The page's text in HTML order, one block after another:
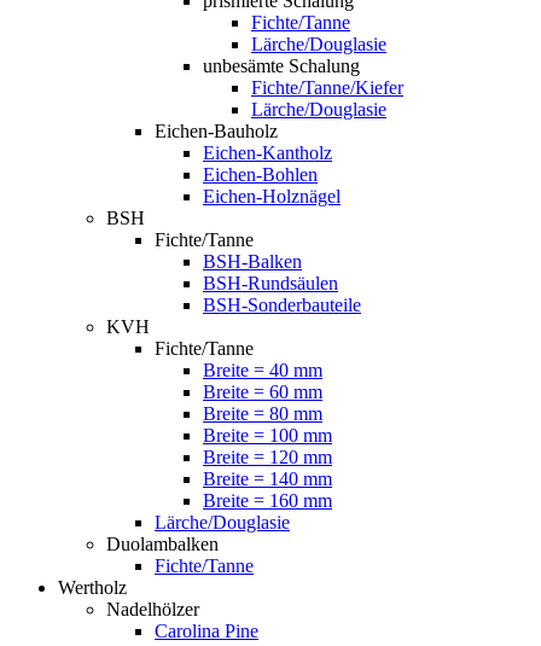
Fichte/Tanne
Lärche/Douglasie
unbesämte Schalung
Fichte/Tanne/Kiefer
Lärche/Douglasie
Eichen-Bauholz
Eichen-Kantholz
Eichen-Bohlen
Eichen-Holznägel
BSH
Fichte/Tanne
BSH-Balken
BSH-Rundsäulen
BSH-Sonderbauteile
KVH
Fichte/Tanne
Breite = 40 mm
Breite = 60 mm
Breite = 80 mm
Breite = 100 mm
Breite = 120 mm
Breite = 140 mm
Breite = 160 mm
Lärche/Douglasie
Duolambalken
Fichte/Tanne
Wertholz
Nadelhölzer
Carolina Pine